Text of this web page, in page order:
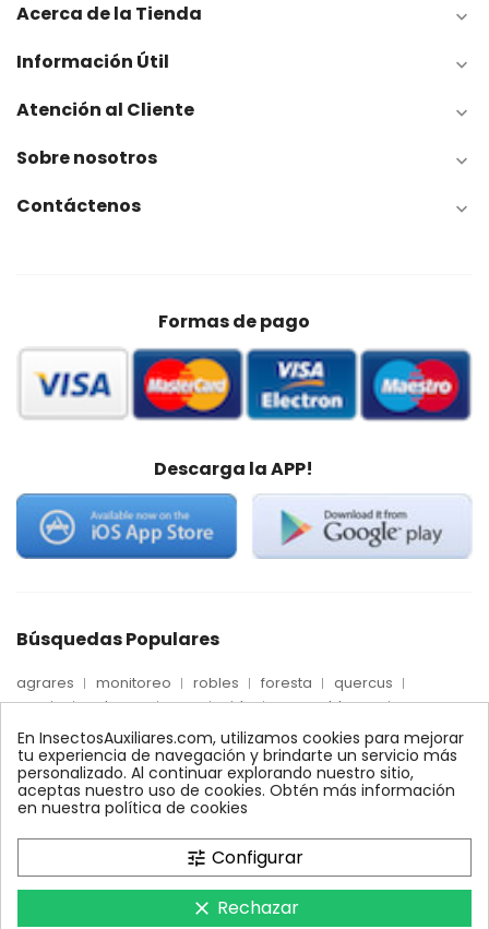
Acerca de la Tienda 
Información Útil 
Atención al Cliente 
Sobre nosotros 
Contáctenos 
Formas de pago
Descarga la APP!
Búsquedas Populares
agrares monitoreo robles foresta
quercus
precio
palmera max nido
mosca blanca
biologico
trips
dosis
alcornoques
conectores encinas
ynject
feromonas
conector quelato comprar
xilemax
control
araña roja bioline
ecologico
control biologico
amblyseius
InsectosAuxiliares.com © 2008 - 2026. Expertos en Agricultura
En InsectosAuxiliares.com, utilizamos cookies para mejorar
tu experiencia de navegación y brindarte un servicio más
personalizado. Al continuar explorando nuestro sitio,
aceptas nuestro uso de cookies. Obtén más información
en nuestra política de cookies
tune Configurar
clear Rechazar